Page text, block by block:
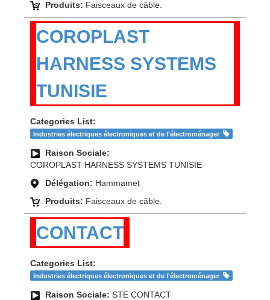
Produits: Faisceaux de câble.
COROPLAST
HARNESS SYSTEMS
TUNISIE
Categories List:
Industries électriques électroniques et de l'électroménager
Raison Sociale:
COROPLAST HARNESS SYSTEMS TUNISIE
Délégation: Hammamet
Produits: Faisceaux de câble.
CONTACT
Categories List:
Industries électriques électroniques et de l'électroménager
Raison Sociale: STE CONTACT